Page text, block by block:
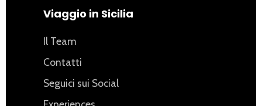
Viaggio in Sicilia
Il Team
Contatti
Seguici sui Social